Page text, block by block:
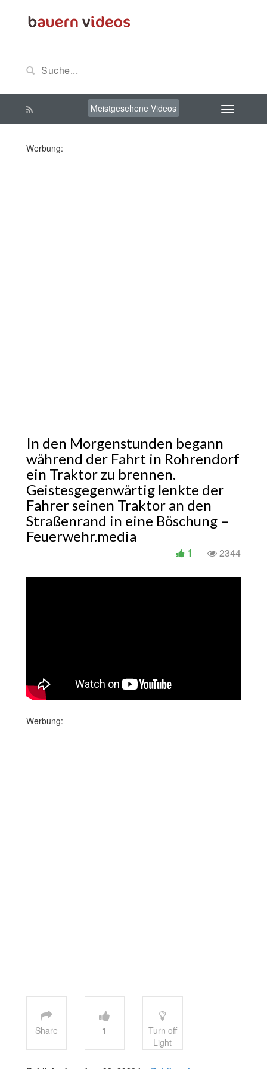
Meistgesehene Videos
Werbung:
In den Morgenstunden begann
während der Fahrt in Rohrendorf
ein Traktor zu brennen.
Geistesgegenwärtig lenkte der
Fahrer seinen Traktor an den
Straßenrand in eine Böschung –
Feuerwehr.media
2344
1
Werbung:
Share 1
Turn off
Light